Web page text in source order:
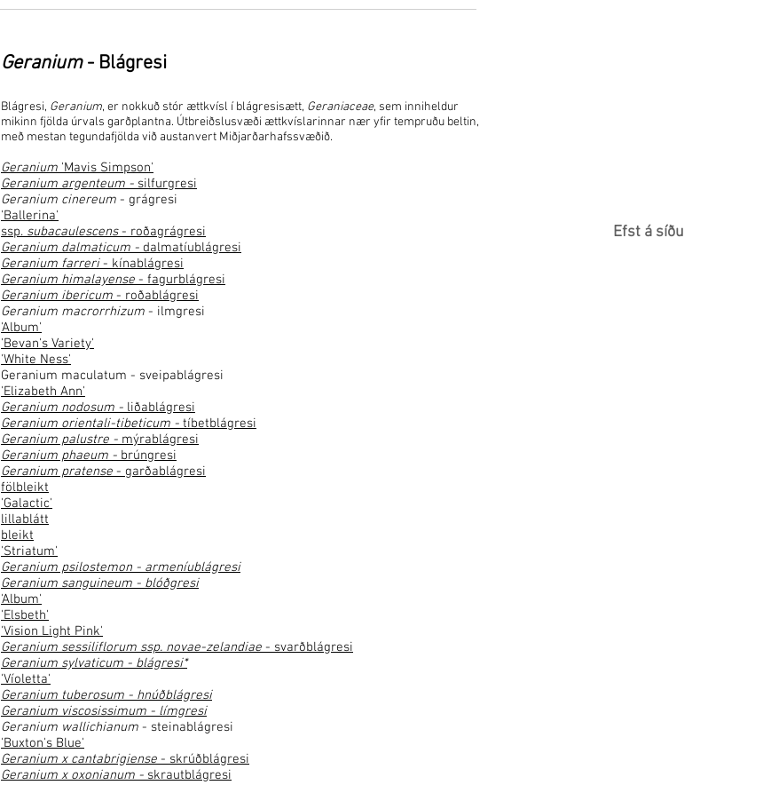
Efst á síðu
Geranium- Blágresi
Blágresi, Geranium, er nokkuð stór ættkvísl í blágresisætt, Geraniaceae, sem inniheldur
mikinn fjölda úrvals garðplantna. Útbreiðslusvæði ættkvíslarinnar nær yfir tempruðu beltin,
með mestan tegundafjölda við austanvert Miðjarðarhafssvæðið.
Geranium 'Mavis Simpson'
Geranium argenteum - silfurgresi
Geranium cinereum - grágresi
'Ballerina'
ssp. subacaulescens- roðagrágresi
Geranium dalmaticum - dalmatíublágresi
Geranium farreri- kínablágresi
Geranium himalayense - fagurblágresi
Geranium ibericum - roðablágresi
Geranium macrorrhizum - ilmgresi
'Album'
'Bevan's Variety'
'White Ness'
Geranium maculatum - sveipablágresi
'Elizabeth Ann'​
Geranium nodosum - liðablágresi
Geranium orientali-tibeticum - tíbetblágresi
Geranium palustre - mýrablágresi
Geranium phaeum - brúngresi
Geranium pratense - garðablágresi
fölbleikt
'Galactic'
lillablátt
bleikt
'Striatum'
Geranium psilostemon - armeníublágresi
Geranium sanguineum - blóðgresi
'Album'
'Elsbeth'
'Vision Light Pink'
Geranium sessiliflorum ssp. novae-zelandiae - svarðblágresi
Geranium sylvaticum - blágresi*
'Víoletta'
Geranium tuberosum - hnúðblágresi
Geranium viscosissimum - límgresi
Geranium wallichianum - steinablágresi
'Buxton's Blue'
Geranium x cantabrigiense - skrúðblágresi​
Geranium x oxonianum - skrautblágresi